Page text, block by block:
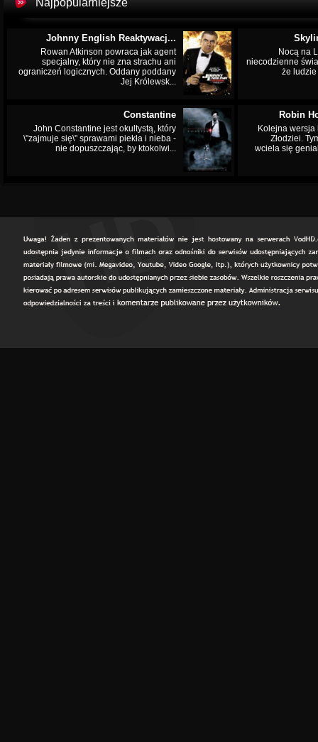
Najpopularniejsze
Johnny English Reaktywacj...
Rowan Atkinson powraca jak agent
specjalny, który nie zna strachu ani
ograniczeń logicznych. Oddany poddany
Jej Królewsk...
Nocą na
niecodzienne
że
Constantine
John Constantine jest okultystą, który
\"zajmuje się\" sprawami piekła i nieba -
nie dopuszczając, by ktokolwi...
Robin
Kolejna wersja
Złodziei.
wciela się